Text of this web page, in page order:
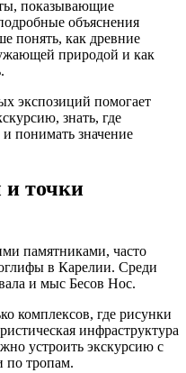
показывающие
объяснения
понять, как древние
природой и как
экспозиций помогает
знать, где
понимать значение
точки
памятниками, часто
в Карелии. Среди
и мыс Бесов Нос.
комплексов, где рисунки
инфраструктура
устроить экскурсию с
по тропам.